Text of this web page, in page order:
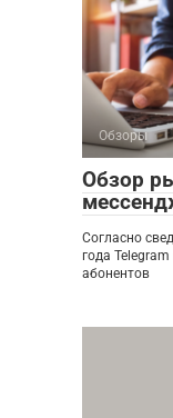
Обзоры
Обзор
Согласно
года
абонентов